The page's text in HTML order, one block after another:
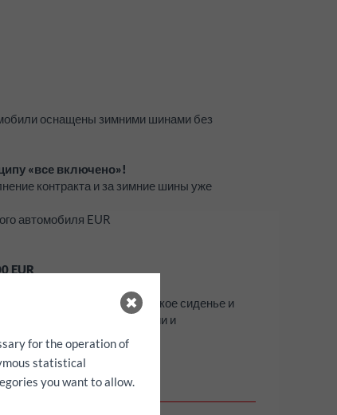
оснащены зимними шинами без
«все включено»!
контракта и за зимние шины уже
автомобиля EUR
EUR
для навигации, детское сиденье и
только при наличии и
for the operation of
statistical
you want to allow.